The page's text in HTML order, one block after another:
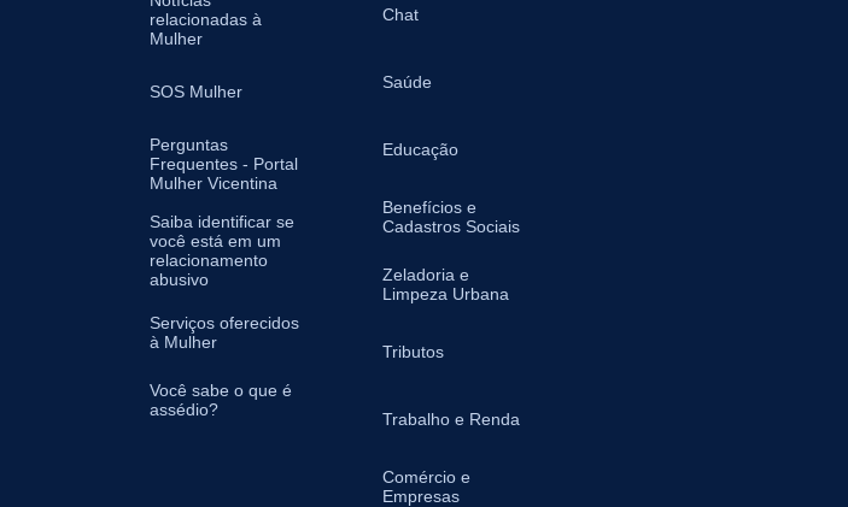
relacionadas à
Mulher
SOS Mulher
Perguntas
Frequentes - Portal
Mulher Vicentina
Saiba identificar se
você está em um
relacionamento
abusivo
Serviços oferecidos
à Mulher
Você sabe o que é
assédio?
Chat
Saúde
Educação
Benefícios e
Cadastros Sociais
Zeladoria e
Limpeza Urbana
Tributos
Trabalho e Renda
Comércio e
Empresas